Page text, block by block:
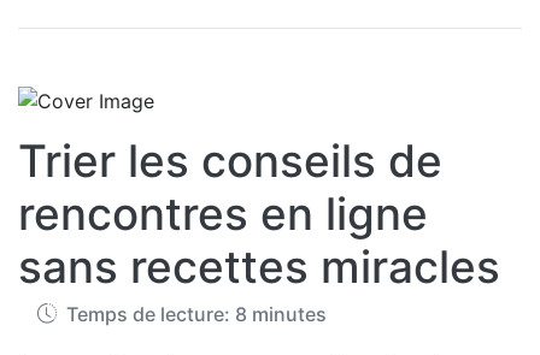
Trier les conseils de
rencontres en ligne
sans recettes miracles
Temps de lecture: 8 minutes